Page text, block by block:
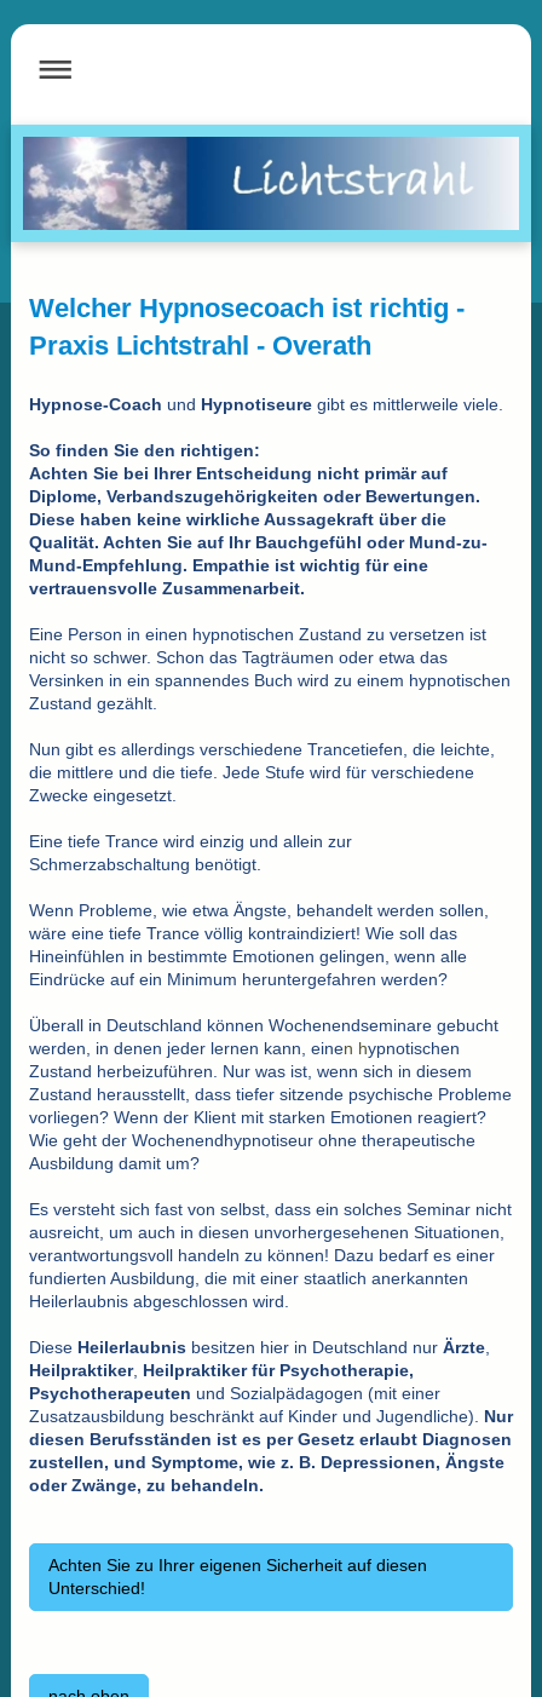
Welcher Hypnosecoach ist richtig -
Praxis Lichtstrahl - Overath
Hypnose-Coach und Hypnotiseuregibt es mittlerweile viele.
So finden Sie den richtigen:
Achten Sie bei Ihrer Entscheidung nicht primär auf
Diplome, Verbandszugehörigkeiten oder Bewertungen.
Diese haben keine wirkliche Aussagekraft über die
Qualität. Achten Sie auf Ihr Bauchgefühl oder Mund-zu-
Mund-Empfehlung. Empathie ist wichtig für eine
vertrauensvolle Zusammenarbeit.
Eine Person in einen hypnotischen Zustand zu versetzen ist
nicht so schwer. Schon das Tagträumen oder etwa das
Versinken in ein spannendes Buch wird zu einem hypnotischen
Zustand gezählt.
Nun gibt es allerdings verschiedene Trancetiefen, die leichte,
die mittlere und die tiefe. Jede Stufe wird für verschiedene
Zwecke eingesetzt.
Eine tiefe Trance wird einzig und allein zur
Schmerzabschaltung benötigt.
Wenn Probleme, wie etwa Ängste, behandelt werden sollen,
wäre eine tiefe Trance völlig kontraindiziert! Wie soll das
Hineinfühlen in bestimmte Emotionen gelingen, wenn alle
Eindrücke auf ein Minimum heruntergefahren werden?
Überall in Deutschland können Wochenendseminare gebucht
werden, in denen jeder lernen kann, einen hypnotischen
Zustand herbeizuführen. Nur was ist, wenn sich in diesem
Zustand herausstellt, dass tiefer sitzende psychische Probleme
vorliegen? Wenn der Klient mit starken Emotionen reagiert?
Wie geht der Wochenendhypnotiseur ohne therapeutische
Ausbildung damit um?
Es versteht sich fast von selbst, dass ein solches Seminar nicht
ausreicht, um auch in diesen unvorhergesehenen Situationen,
verantwortungsvoll handeln zu können! Dazu bedarf es einer
fundierten Ausbildung, die mit einer staatlich anerkannten
Heilerlaubnis abgeschlossen wird.
Diese Heilerlaubnisbesitzen hier in Deutschland nur Ärzte,
Heilpraktiker, Heilpraktiker für Psychotherapie,
Psychotherapeuten und Sozialpädagogen (mit einer
Zusatzausbildung beschränkt auf Kinder und Jugendliche). Nur
diesen Berufsständen ist es per Gesetz erlaubt Diagnosen
zustellen, und Symptome, wie z. B. Depressionen, Ängste
oder Zwänge, zu behandeln.
Achten Sie zu Ihrer eigenen Sicherheit auf diesen
Unterschied!